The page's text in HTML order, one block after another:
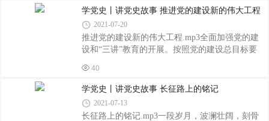
族抗战爆发时的4万多人增加到50多万人。这对党
的自身建设提出新的要求。1939年8月，中央政治
局作出《关于巩固党的决定》。10月，毛泽东发
表《《共产党人》发刊词》，提出了党的建设的
总目标、总任务，即“建设一个全国范围的、广大
群众性的、思想上政治上组织上完全巩固的布尔
工程”；指出党的建设要紧密围绕
学党史丨讲党史故事 推进党的建设新的伟大工程
2021-07-20
推进党的建设新的伟大工程.mp3全面加强党的建
设和“三讲”教育的开展。按照党的建设总目标要
中央紧密结合推进改革开放和发展社公主义市场
经济的实践,扎实推进党的各方面建设,取得新的重
大进展。这一时期,党中央坚持用邓小平理论武装
全党、教育干部和人民;把思想政治工作作为经济
40
学党史丨讲党史故事 长征路上的铭记
2021-07-13
长征路上的铭记.mp3一段岁月，波澜壮阔，刻骨